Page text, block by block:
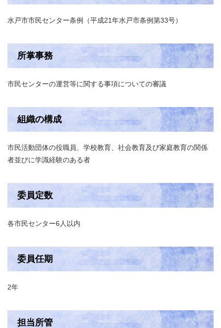
水戸市市民センター条例（平成21年水戸市条例第33号）
所掌事務
市民センターの運営等に関する事項についての審議
組織の構成
市民活動団体の役職員、学校教育、社会教育及び家庭教育の関係
者並びに学識経験のある者
委員定数
各市民センター6人以内
委員任期
2年
担当所管